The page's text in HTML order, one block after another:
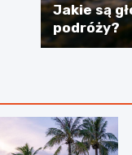
Jakie są
podróży?